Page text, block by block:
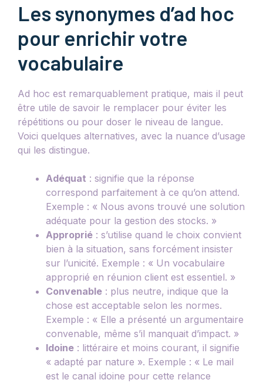
Les synonymes d’ad hoc
pour enrichir votre
vocabulaire
Ad hoc est remarquablement pratique, mais il peut
être utile de savoir le remplacer pour éviter les
répétitions ou pour doser le niveau de langue.
Voici quelques alternatives, avec la nuance d’usage
qui les distingue.
Adéquat : signifie que la réponse
correspond parfaitement à ce qu’on attend.
Exemple : « Nous avons trouvé une solution
adéquate pour la gestion des stocks. »
Approprié : s’utilise quand le choix convient
bien à la situation, sans forcément insister
sur l’unicité. Exemple : « Un vocabulaire
approprié en réunion client est essentiel. »
Convenable : plus neutre, indique que la
chose est acceptable selon les normes.
Exemple : « Elle a présenté un argumentaire
convenable, même s’il manquait d’impact. »
Idoine : littéraire et moins courant, il signifie
« adapté par nature ». Exemple : « Le mail
est le canal idoine pour cette relance